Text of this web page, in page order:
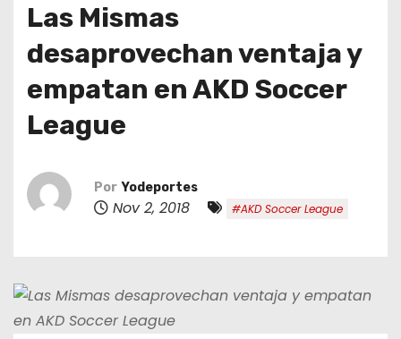
Las Mismas
desaprovechan ventaja y
empatan en AKD Soccer
League
Por Yodeportes
Nov 2, 2018 #AKD Soccer League